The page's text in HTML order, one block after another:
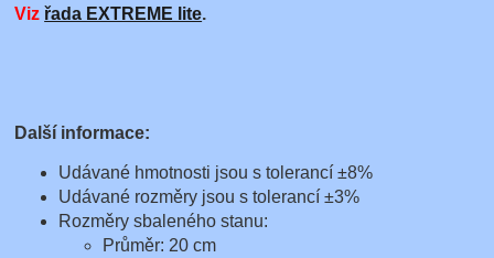
Viz řada EXTREME lite.
Další informace:
Udávané hmotnosti jsou s tolerancí ±8%
Udávané rozměry jsou s tolerancí ±3%
Rozměry sbaleného stanu:
Průměr: 20 cm